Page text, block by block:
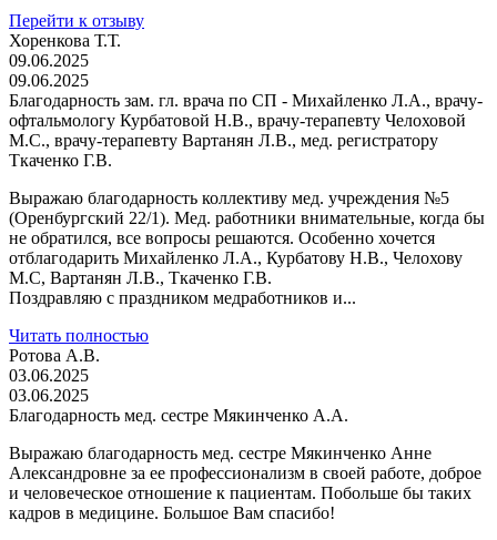
Перейти к отзыву
Хоренкова Т.Т.
09.06.2025
09.06.2025
Благодарность зам. гл. врача по СП - Михайленко Л.А., врачу-
офтальмологу Курбатовой Н.В., врачу-терапевту Челоховой
М.С., врачу-терапевту Вартанян Л.В., мед. регистратору
Ткаченко Г.В.
Выражаю благодарность коллективу мед. учреждения №5
(Оренбургский 22/1). Мед. работники внимательные, когда бы
не обратился, все вопросы решаются. Особенно хочется
отблагодарить Михайленко Л.А., Курбатову Н.В., Челохову
М.С, Вартанян Л.В., Ткаченко Г.В.
Поздравляю с праздником медработников и...
Читать полностью
Ротова А.В.
03.06.2025
03.06.2025
Благодарность мед. сестре Мякинченко А.А.
Выражаю благодарность мед. сестре Мякинченко Анне
Александровне за ее профессионализм в своей работе, доброе
и человеческое отношение к пациентам. Побольше бы таких
кадров в медицине. Большое Вам спасибо!